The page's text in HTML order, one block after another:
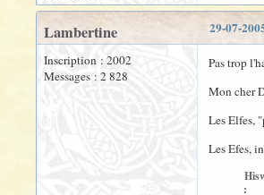
29-07-
Lambertine
Inscription : 2002
Messages : 2 828
Pas trop
Mon cher
Les Elfes,
Les Efes,